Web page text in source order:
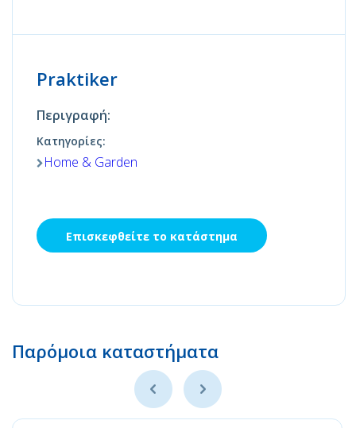
Praktiker
Περιγραφή:
Κατηγορίες:
Home & Garden
Επισκεφθείτε το κατάστημα
Παρόμοια καταστήματα